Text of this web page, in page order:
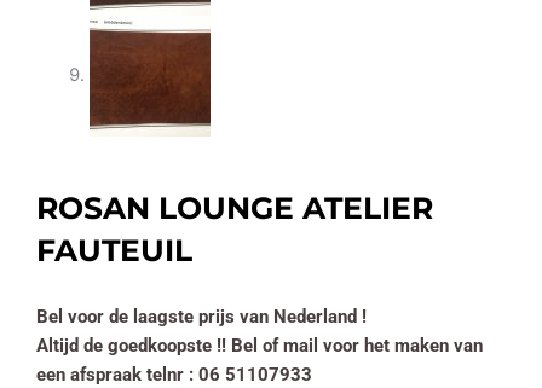
ROSAN LOUNGE ATELIER
FAUTEUIL
Bel voor de laagste prijs van Nederland !
Altijd de goedkoopste !! Bel of mail voor het maken van
een afspraak telnr : 06 51107933